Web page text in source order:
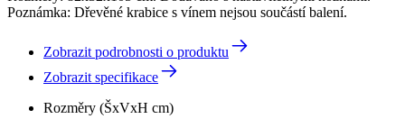
Poznámka: Dřevěné krabice s vínem nejsou součástí balení.
Zobrazit podrobnosti o produktu
Zobrazit specifikace
Rozměry (ŠxVxH cm)